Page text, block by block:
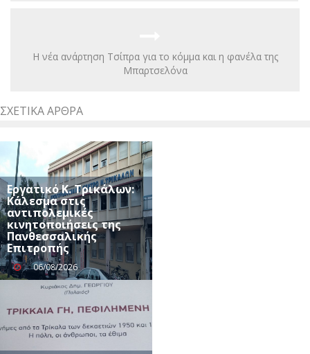
Η νέα ανάρτηση Τσίπρα για το κόμμα και η φανέλα της
Μπαρτσελόνα
ΣΧΕΤΙΚΆ ΆΡΘΡΑ
Εργατικό Κ. Τρικάλων:
Κάλεσμα στις
αντιπολεμικές
κινητοποιήσεις της
Πανθεσσαλικής
Επιτροπής
06/08/2026